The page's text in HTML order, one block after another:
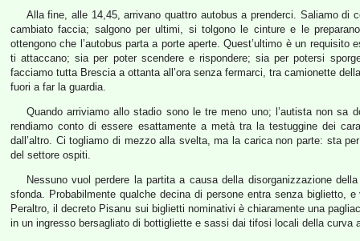
Alla fine, alle 14,45, arrivano quattro autobus a prenderci. Saliamo di
cambiato faccia; salgono per ultimi, si tolgono le cinture e le
ottengono che l’autobus parta a porte aperte. Quest’ultimo è un
ti attaccano; sia per poter scendere e rispondere; sia per potersi
facciamo tutta Brescia a ottanta all’ora senza fermarci, tra camionette
fuori a far la guardia.
Quando arriviamo allo stadio sono le tre meno uno; l’autista non
rendiamo conto di essere esattamente a metà tra la testuggine dei
dall’altro. Ci togliamo di mezzo alla svelta, ma la carica non parte: sta
del settore ospiti.
Nessuno vuol perdere la partita a causa della disorganizzazione
sfonda. Probabilmente qualche decina di persone entra senza biglietto,
Peraltro, il decreto Pisanu sui biglietti nominativi è chiaramente una
in un ingresso bersagliato di bottigliette e sassi dai tifosi locali della curva